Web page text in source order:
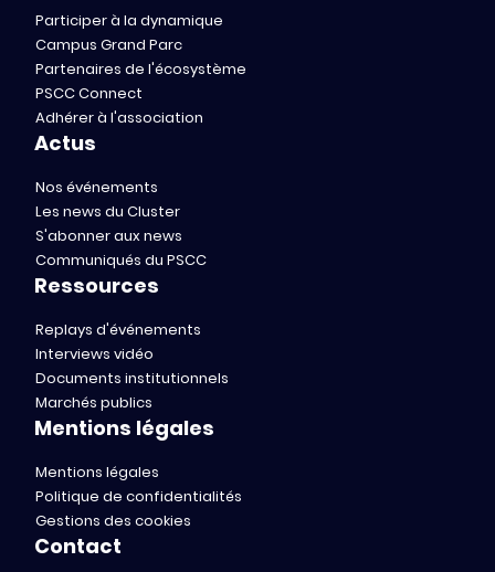
Participer à la dynamique
Campus Grand Parc
Partenaires de l'écosystème
PSCC Connect
Adhérer à l'association
Actus
Nos événements
Les news du Cluster
S'abonner aux news
Communiqués du PSCC
Ressources
Replays d'événements
Interviews vidéo
Documents institutionnels
Marchés publics
Mentions légales
Mentions légales
Politique de confidentialités
Gestions des cookies
Contact